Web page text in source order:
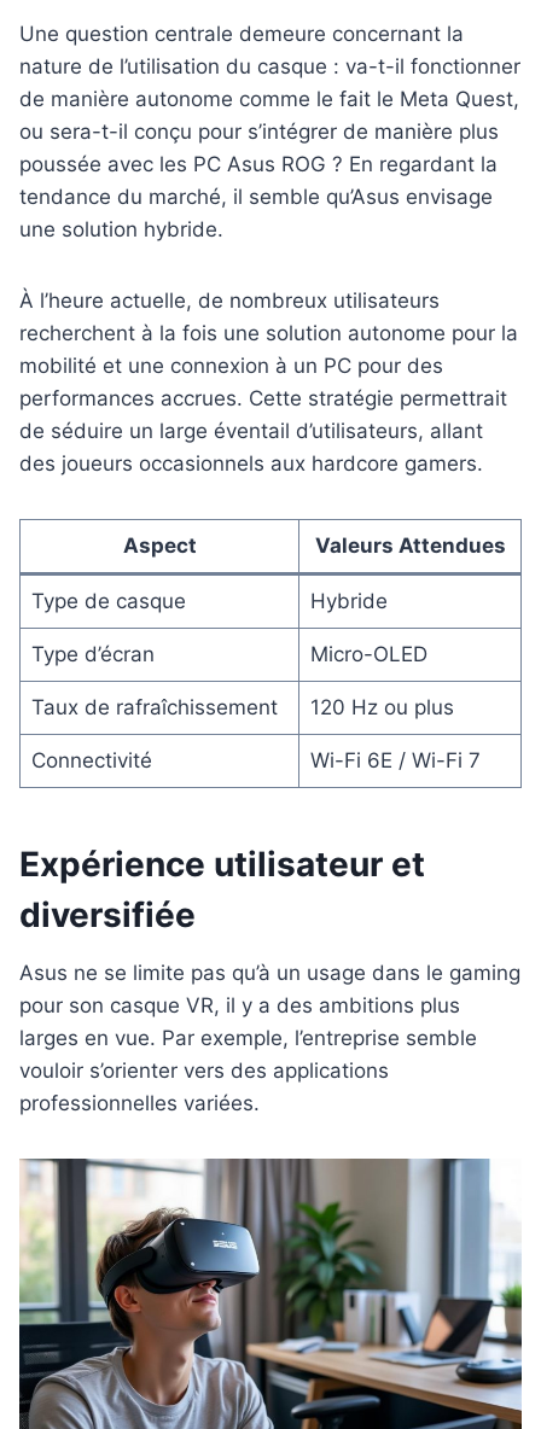
Une question centrale demeure concernant la
nature de l’utilisation du casque : va-t-il fonctionner
de manière autonome comme le fait le Meta Quest,
ou sera-t-il conçu pour s’intégrer de manière plus
poussée avec les PC Asus ROG ? En regardant la
tendance du marché, il semble qu’Asus envisage
une solution hybride.
À l’heure actuelle, de nombreux utilisateurs
recherchent à la fois une solution autonome pour la
mobilité et une connexion à un PC pour des
performances accrues. Cette stratégie permettrait
de séduire un large éventail d’utilisateurs, allant
des joueurs occasionnels aux hardcore gamers.
Aspect Valeurs Attendues
Type de casque Hybride
Type d’écran Micro-OLED
Taux de rafraîchissement 120 Hz ou plus
Connectivité Wi-Fi 6E / Wi-Fi 7
Expérience utilisateur et
diversifiée
Asus ne se limite pas qu’à un usage dans le gaming
pour son casque VR, il y a des ambitions plus
larges en vue. Par exemple, l’entreprise semble
vouloir s’orienter vers des applications
professionnelles variées.